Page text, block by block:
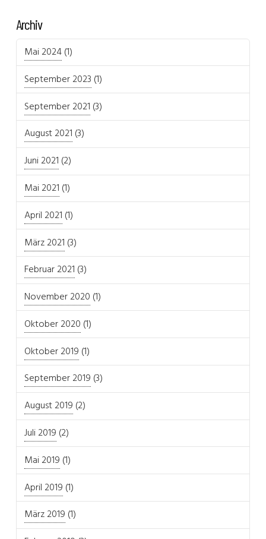
Archiv
Mai 2024(1)
September 2023 (1)
September 2021 (3)
August 2021 (3)
Juni 2021 (2)
Mai 2021 (1)
April 2021 (1)
März 2021 (3)
Februar 2021 (3)
November 2020 (1)
Oktober 2020 (1)
Oktober 2019 (1)
September 2019 (3)
August 2019 (2)
Juli 2019 (2)
Mai 2019 (1)
April 2019 (1)
März 2019 (1)